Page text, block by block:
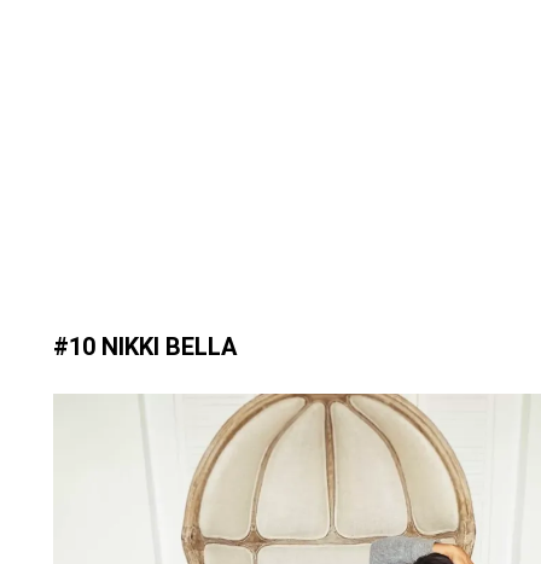
#10 NIKKI BELLA